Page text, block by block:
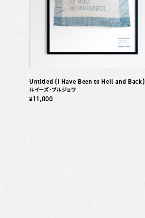
Untitled (I Have Been to Hell and Back)
ルイーズ・ブルジョワ
¥11,000